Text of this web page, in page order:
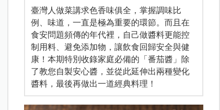
臺灣人做菜講求色香味俱全，掌握調味比
例、味道，一直是極為重要的環節。而且在
食安問題頻傳的年代裡，自己做醬料更能控
制用料、避免添加物，讓飲食回歸安全與健
康！本期特別收錄家庭必備的「番茄醬」除
了教您自製安心醬，並從此延伸出兩種變化
醬料，最後再做出一道經典料理！